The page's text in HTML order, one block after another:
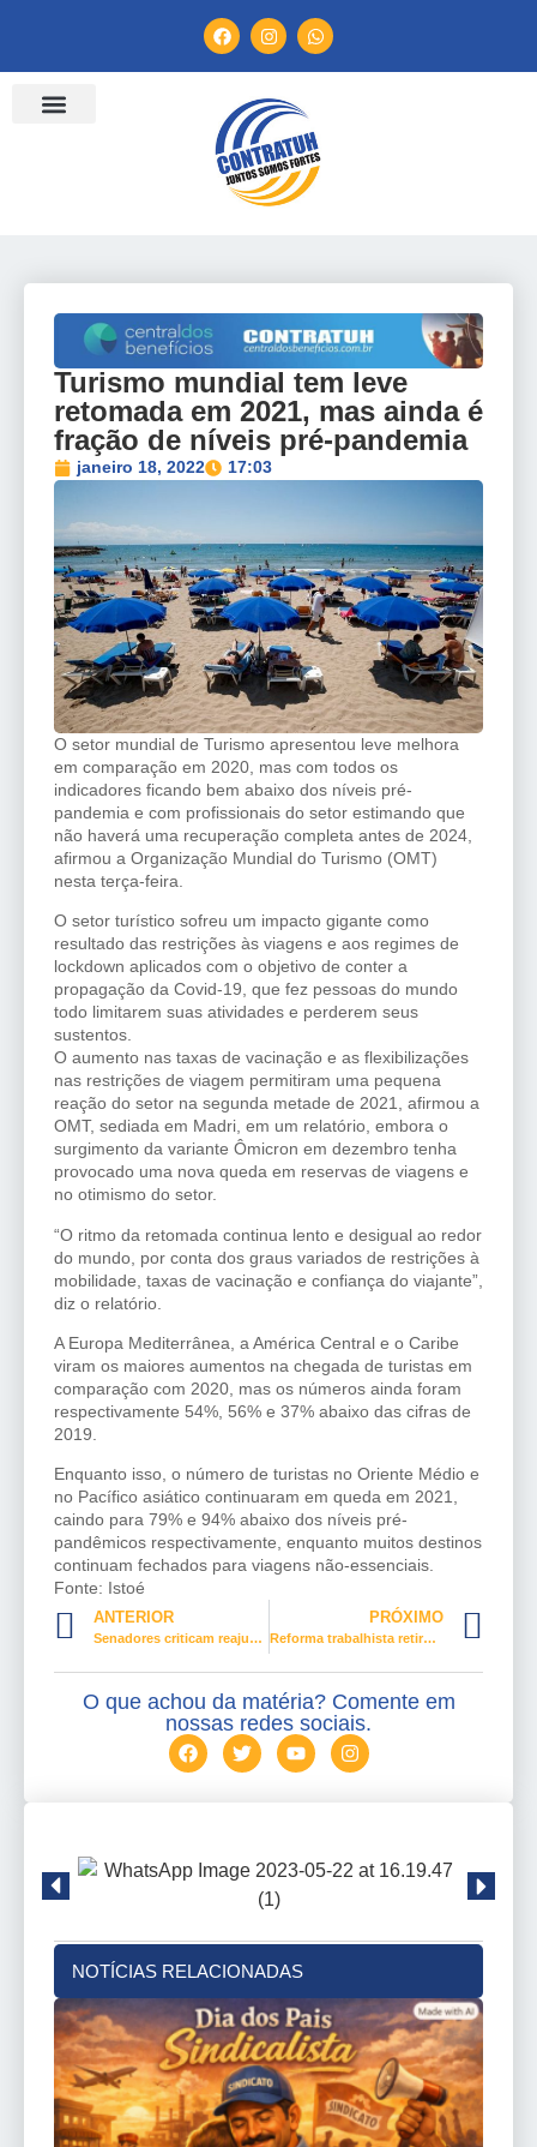
Turismo mundial tem leve
retomada em 2021, mas ainda é
fração de níveis pré-pandemia
janeiro 18, 2022 17:03
O setor mundial de Turismo apresentou leve melhora
em comparação em 2020, mas com todos os
indicadores ficando bem abaixo dos níveis pré-
pandemia e com profissionais do setor estimando que
não haverá uma recuperação completa antes de 2024,
afirmou a Organização Mundial do Turismo (OMT)
nesta terça-feira.
O setor turístico sofreu um impacto gigante como
resultado das restrições às viagens e aos regimes de
lockdown aplicados com o objetivo de conter a
propagação da Covid-19, que fez pessoas do mundo
todo limitarem suas atividades e perderem seus
sustentos.
O aumento nas taxas de vacinação e as flexibilizações
nas restrições de viagem permitiram uma pequena
reação do setor na segunda metade de 2021, afirmou a
OMT, sediada em Madri, em um relatório, embora o
surgimento da variante Ômicron em dezembro tenha
provocado uma nova queda em reservas de viagens e
no otimismo do setor.
“O ritmo da retomada continua lento e desigual ao redor
do mundo, por conta dos graus variados de restrições à
mobilidade, taxas de vacinação e confiança do viajante”,
diz o relatório.
A Europa Mediterrânea, a América Central e o Caribe
viram os maiores aumentos na chegada de turistas em
comparação com 2020, mas os números ainda foram
respectivamente 54%, 56% e 37% abaixo das cifras de
2019.
Enquanto isso, o número de turistas no Oriente Médio e
no Pacífico asiático continuaram em queda em 2021,
caindo para 79% e 94% abaixo dos níveis pré-
pandêmicos respectivamente, enquanto muitos destinos
continuam fechados para viagens não-essenciais.
Fonte: Istoé
ANTERIOR
Senadores criticam reajustes nos combustíveis e defendem projetos para conter preços
PRÓXIMO
Reforma trabalhista retirou direitos e gerou desemprego
O que achou da matéria? Comente em
nossas redes sociais.
NOTÍCIAS RELACIONADAS